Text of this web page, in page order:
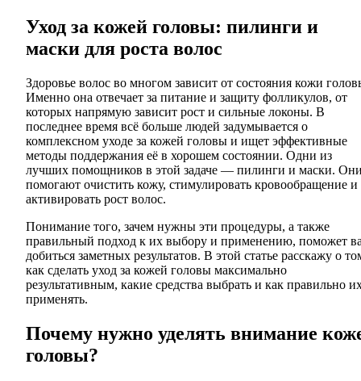
Уход за кожей головы: пилинги и
маски для роста волос
Здоровье волос во многом зависит от состояния кожи
Именно она отвечает за питание и защиту фолликулов, от
которых напрямую зависит рост и сильные локоны. В
последнее время всё больше людей задумывается о
комплексном уходе за кожей головы и ищет эффективные
методы поддержания её в хорошем состоянии. Одни из
лучших помощников в этой задаче — пилинги и маски.
помогают очистить кожу, стимулировать кровообращение и
активировать рост волос.
Понимание того, зачем нужны эти процедуры, а также
правильный подход к их выбору и применению, поможет
добиться заметных результатов. В этой статье расскажу о
как сделать уход за кожей головы максимально
результативным, какие средства выбрать и как правильно
применять.
Почему нужно уделять внимание
головы?